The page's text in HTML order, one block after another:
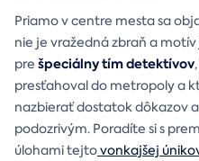
Priamo v centre mesta sa
nie je vražedná zbraň a
pre špeciálny tím detektívov
presťahoval do metropoly a
nazbierať dostatok dôkazov
podozrivým. Poradíte si s
úlohami tejtovonkajšej